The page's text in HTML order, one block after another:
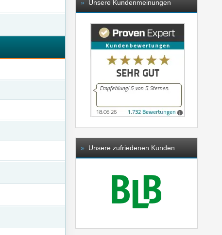
» Unsere Kundenmeinungen
» Unsere zufriedenen Kunden